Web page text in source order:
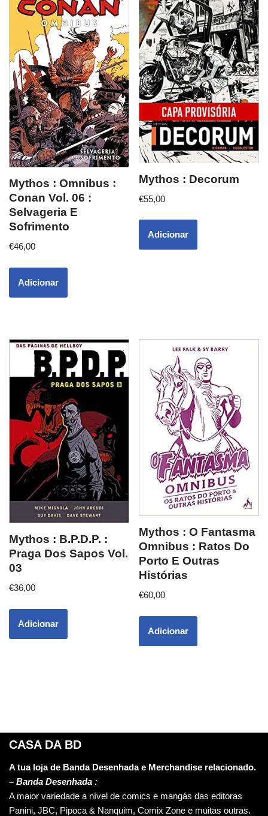
Mythos : Omnibus :
Conan Vol. 06 :
Selvageria E
Sofrimento
€46,00
Adicionar
Mythos : Decorum
€55,00
Adicionar
Mythos : B.P.D.P. :
Praga Dos Sapos Vol.
03
€36,00
Adicionar
Mythos : O Fantasma
Omnibus : Ratos Do
Porto E Outras
Histórias
€60,00
Adicionar
CASA DA BD
A tua loja de Banda Desenhada e Merchandise relacionado.
– Banda Desenhada :
A maior variedade a nível de comics e mangás das editoras
Panini, JBC, Pipoca & Nanquim, Comix Zone e muitas outras.